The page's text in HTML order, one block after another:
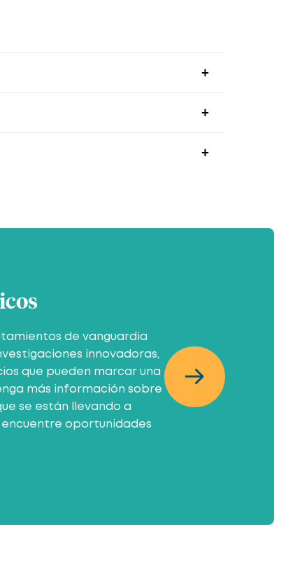
de vanguardia
innovadoras,
que pueden marcar una
más información sobre
se están llevando a
oportunidades